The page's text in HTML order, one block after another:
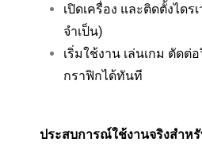
เปิดเครื่อง และติดตั้งไดร
จำเป็น)
เริ่มใช้งาน เล่นเกม ตัดต่
กราฟิกได้ทันที
ประสบการณ์ใช้งานจริงสำหรั